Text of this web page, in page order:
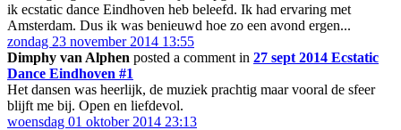
ik ecstatic dance Eindhoven heb beleefd. Ik had ervaring met
Amsterdam. Dus ik was benieuwd hoe zo een avond ergen...
zondag 23 november 2014 13:55
Dimphy van Alphen posted a comment in 27 sept 2014 Ecstatic
Dance Eindhoven #1
Het dansen was heerlijk, de muziek prachtig maar vooral de sfeer
blijft me bij. Open en liefdevol.
woensdag 01 oktober 2014 23:13